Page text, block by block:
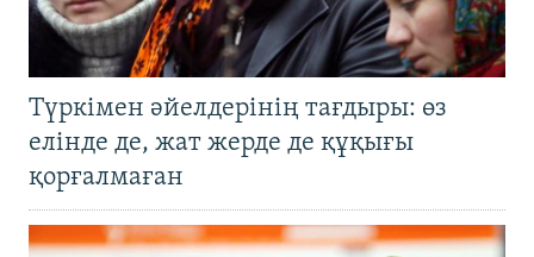
Түркімен әйелдерінің тағдыры: өз
елінде де, жат жерде де құқығы
қорғалмаған